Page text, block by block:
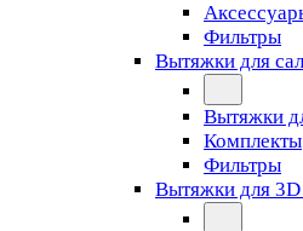
Фильтры
Вытяжки для
Вытяжки
Комплекты
Фильтры
Вытяжки для